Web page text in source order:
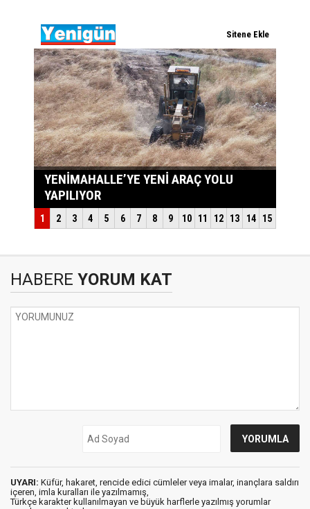
HABERE YORUM KAT
UYARI: Küfür, hakaret, rencide edici cümleler veya imalar, inançlara saldırı
içeren, imla kuralları ile yazılmamış,
Türkçe karakter kullanılmayan ve büyük harflerle yazılmış yorumlar